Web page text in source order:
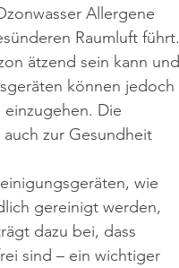
Allergene
Raumluft führt.
ätzend sein kann und
können jedoch
Die
zur Gesundheit
wie
gereinigt werden,
dazu bei, dass
sind – ein wichtiger